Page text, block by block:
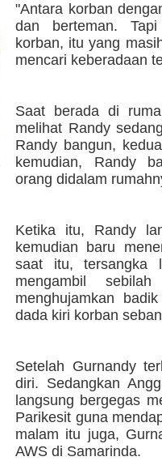
"Antara korban
dan berteman.
korban, itu yang
mencari keberadaan
Saat berada di
melihat Randy
Randy bangun,
kemudian, Randy
orang didalam
Ketika itu, Randy
kemudian baru
saat itu, tersangka
mengambil
menghujamkan
dada kiri korban
Setelah Gurnandy
diri. Sedangkan
langsung bergegas
Parikesit guna
malam itu juga,
AWS di Samarinda.